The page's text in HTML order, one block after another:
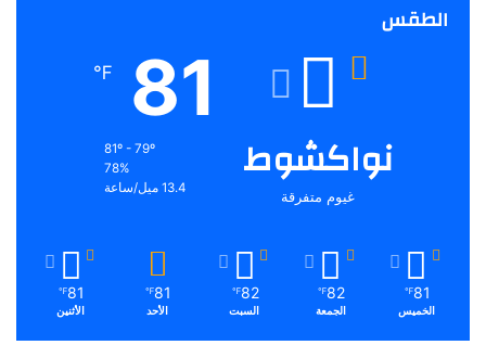
الطقس
نواكشوط
غيوم متفرقة
81
℉
81º - 79º
78%
13.4 ميل/ساعة
81
℉
الخميس
82
℉
الجمعة
82
℉
السبت
81
℉
الأحد
81
℉
الأثنين